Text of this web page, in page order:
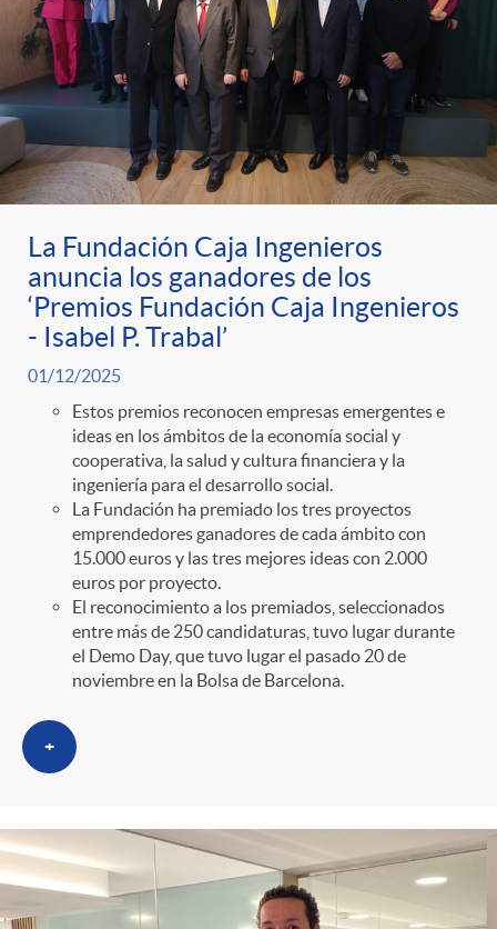
La Fundación Caja Ingenieros
anuncia los ganadores de los
‘Premios Fundación Caja Ingenieros
- Isabel P. Trabal’
01/12/2025
Estos premios reconocen empresas emergentes e
ideas en los ámbitos de la economía social y
cooperativa, la salud y cultura financiera y la
ingeniería para el desarrollo social.
La Fundación ha premiado los tres proyectos
emprendedores ganadores de cada ámbito con
15.000 euros y las tres mejores ideas con 2.000
euros por proyecto.
El reconocimiento a los premiados, seleccionados
entre más de 250 candidaturas, tuvo lugar durante
el Demo Day, que tuvo lugar el pasado 20 de
noviembre en la Bolsa de Barcelona.
+